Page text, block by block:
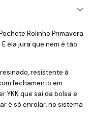
Rolinho Primavera
ela jura que nem é tão
resistente à
fechamento em
YKK que sai da bolsa e
é só enrolar, no sistema